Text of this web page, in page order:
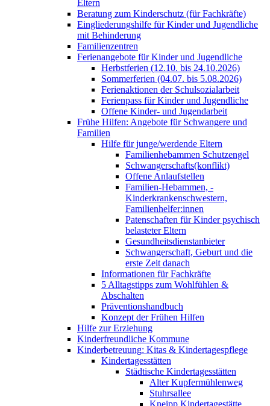
Eltern
Beratung zum Kinderschutz (für Fachkräfte)
Eingliederungshilfe für Kinder und Jugendliche
mit Behinderung
Familienzentren
Ferienangebote für Kinder und Jugendliche
Herbstferien (12.10. bis 24.10.2026)
Sommerferien (04.07. bis 5.08.2026)
Ferienaktionen der Schulsozialarbeit
Ferienpass für Kinder und Jugendliche
Offene Kinder- und Jugendarbeit
Frühe Hilfen: Angebote für Schwangere und
Familien
Hilfe für junge/werdende Eltern
Familienhebammen Schutzengel
Schwangerschafts(konflikt)
Offene Anlaufstellen
Familien-Hebammen, -
Kinderkrankenschwestern,
Familienhelfer:innen
Patenschaften für Kinder psychisch
belasteter Eltern
Gesundheitsdienstanbieter
Schwangerschaft, Geburt und die
erste Zeit danach
Informationen für Fachkräfte
5 Alltagstipps zum Wohlfühlen &
Abschalten
Präventionshandbuch
Konzept der Frühen Hilfen
Hilfe zur Erziehung
Kinderfreundliche Kommune
Kinderbetreuung: Kitas & Kindertagespflege
Kindertagesstätten
Städtische Kindertagesstätten
Alter Kupfermühlenweg
Stuhrsallee
Kneipp Kindertagestätte